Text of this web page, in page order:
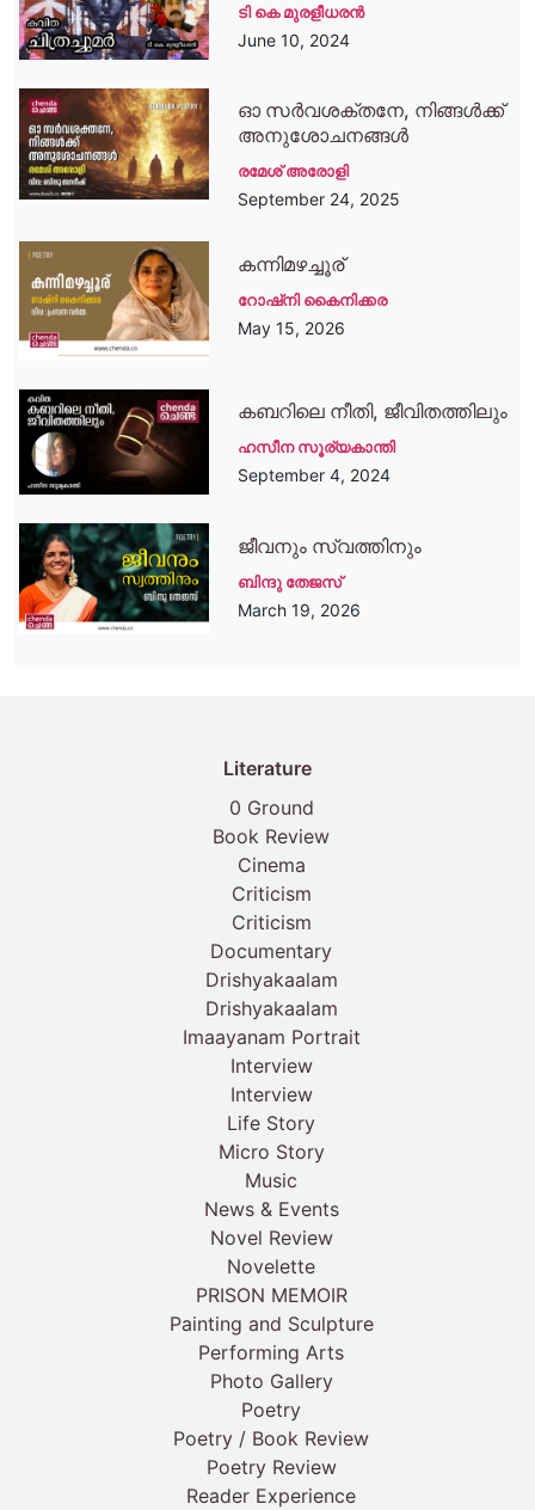
ടി കെ മുരളീധരന്‍
June 10, 2024
ഓ സര്‍വശക്തനേ, നിങ്ങള്‍ക്ക്
അനുശോചനങ്ങള്‍
രമേശ്‌ അരോളി
September 24, 2025
കന്നിമഴച്ചൂര്
റോഷ്നി കൈനിക്കര
May 15, 2026
കബറിലെ നീതി, ജീവിതത്തിലും
ഹസീന സൂര്യകാന്തി
September 4, 2024
ജീവനും സ്വത്തിനും
ബിന്ദു തേജസ്
March 19, 2026
Literature
0 Ground
Book Review
Cinema
Criticism
Criticism
Documentary
Drishyakaalam
Drishyakaalam
Imaayanam Portrait
Interview
Interview
Life Story
Micro Story
Music
News & Events
Novel Review
Novelette
PRISON MEMOIR
Painting and Sculpture
Performing Arts
Photo Gallery
Poetry
Poetry / Book Review
Poetry Review
Reader Experience